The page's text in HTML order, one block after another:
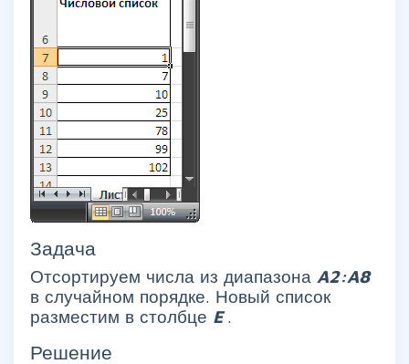
Задача
Отсортируем числа из диапазона A2:A8
в случайном порядке. Новый список
разместим в столбце E.
Решение